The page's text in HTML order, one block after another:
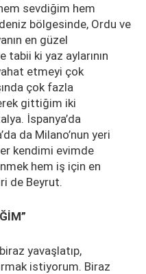
sevdiğim hem
bölgesinde, Ordu ve
en güzel
ki yaz aylarının
etmeyi çok
çok fazla
gittiğim iki
İspanya’da
da Milano’nun yeri
kendimi evimde
hem iş için en
de Beyrut.
yavaşlatıp,
istiyorum. Biraz